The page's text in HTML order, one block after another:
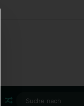
Zufälliger Artikel
Button wird der Dialog